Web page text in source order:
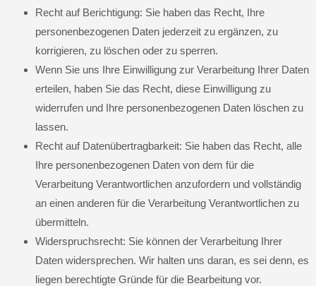
Recht auf Berichtigung: Sie haben das Recht, Ihre
personenbezogenen Daten jederzeit zu ergänzen, zu
korrigieren, zu löschen oder zu sperren.
Wenn Sie uns Ihre Einwilligung zur Verarbeitung Ihrer Daten
erteilen, haben Sie das Recht, diese Einwilligung zu
widerrufen und Ihre personenbezogenen Daten löschen zu
lassen.
Recht auf Datenübertragbarkeit: Sie haben das Recht, alle
Ihre personenbezogenen Daten von dem für die
Verarbeitung Verantwortlichen anzufordern und vollständig
an einen anderen für die Verarbeitung Verantwortlichen zu
übermitteln.
Widerspruchsrecht: Sie können der Verarbeitung Ihrer
Daten widersprechen. Wir halten uns daran, es sei denn, es
liegen berechtigte Gründe für die Bearbeitung vor.